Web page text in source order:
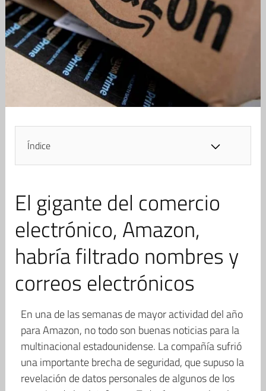
Índice
El gigante del comercio
electrónico, Amazon,
habría filtrado nombres y
correos electrónicos
En una de las semanas de mayor actividad del año
para Amazon, no todo son buenas noticias para la
multinacional estadounidense. La compañía sufrió
una importante brecha de seguridad, que supuso la
revelación de datos personales de algunos de los